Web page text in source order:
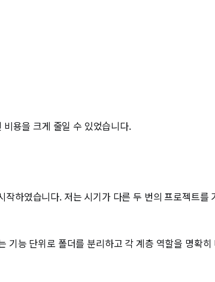
용을 크게 줄일 수 있었습니다.
하였습니다. 저는 시기가 다른 두 번의 프로젝트를
능 단위로 폴더를 분리하고 각 계층 역할을 명확히